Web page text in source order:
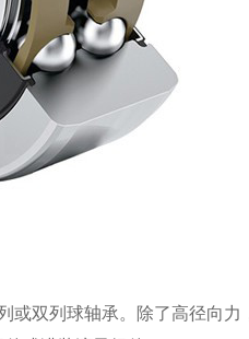
双列球轴承。除了高径向力